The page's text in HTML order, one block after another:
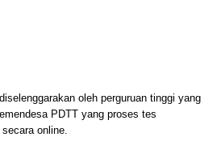
oleh perguruan tinggi yang
PDTT yang proses tes
online.